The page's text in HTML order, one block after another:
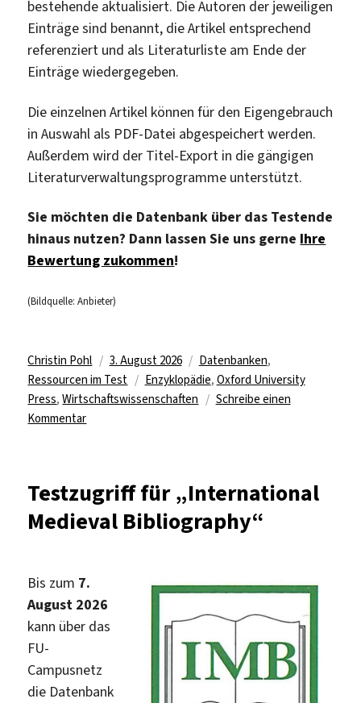
bestehende aktualisiert. Die Autoren der jeweiligen
Einträge sind benannt, die Artikel entsprechend
referenziert und als Literaturliste am Ende der
Einträge wiedergegeben.
Die einzelnen Artikel können für den Eigengebrauch
in Auswahl als PDF-Datei abgespeichert werden.
Außerdem wird der Titel-Export in die gängigen
Literaturverwaltungsprogramme unterstützt.
Sie möchten die Datenbank über das Testende
hinaus nutzen? Dann lassen Sie uns gerne Ihre
Bewertung zukommen!
(Bildquelle: Anbieter)
Autor
Christin Pohl
Veröffentlicht
am
3. August 2026 Kategorien
Datenbanken,
Ressourcen im Test
Schlagwörter
Enzyklopädie, Oxford University
Press,Wirtschaftswissenschaften
Schreibe einen
Kommentarzu
Research
Encyclopedia
of
Management
Testzugriff für „International
Medieval Bibliography“
Bis zum 7.
August 2026
kann über das
FU-
Campusnetz
die Datenbank